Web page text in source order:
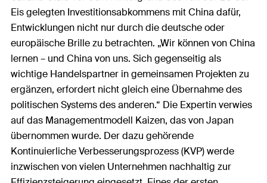
Eis gelegten Investitionsabkommens mit China dafür,
Entwicklungen nicht nur durch die deutsche oder
europäische Brille zu betrachten. „Wir können von China
lernen – und China von uns. Sich gegenseitig als
wichtige Handelspartner in gemeinsamen Projekten zu
ergänzen, erfordert nicht gleich eine Übernahme des
politischen Systems des anderen.“ Die Expertin verwies
auf das Managementmodell Kaizen, das von Japan
übernommen wurde. Der dazu gehörende
Kontinuierliche Verbesserungsprozess (KVP) werde
inzwischen von vielen Unternehmen nachhaltig zur